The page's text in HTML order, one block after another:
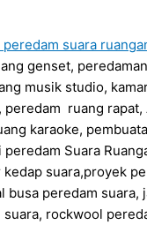
peredam suara
genset,
musik studio,
ruang rapat,
karaoke,
Suara
suara,proyek
busa peredam
rockwool